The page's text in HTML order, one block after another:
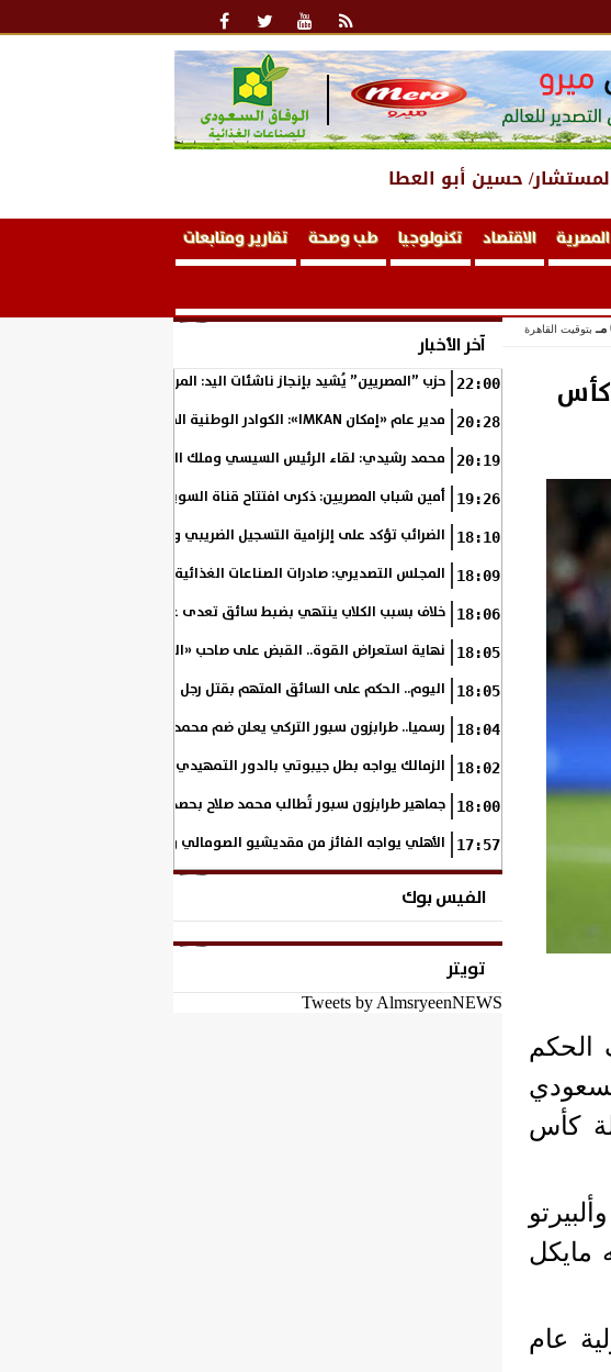
حسين أبو العطا
الاقتصاد تكنولوجيا طب وصحة تقارير ومتابعات
بتوقيت القاهرة
كأس
الحكم
كأس
مايكل
عام
آخر الأخبار
22:00 حزب ”المصريين” يُشيد بإنجاز ناشئات اليد: المربع الذهبي خطوة نحو
20:28 مدير عام «إمكان IMKAN»: الكوادر الوطنية المؤهلة هي الثروة الحقيقية لمستقبل التنمية في مصر
20:19 محمد رشيدي: لقاء الرئيس السيسي وملك البحرين يؤكد قيادة مصر لتعزيز
19:26 أمين شباب المصريين: ذكرى افتتاح قناة السويس الجديدة تجسد رؤية
18:10 الضرائب تؤكد على إلزامية التسجيل الضريبي والفاتورة الإلكترونية لجميع
18:09 المجلس التصديري: صادرات الصناعات الغذائية إلى الاتحاد الأوروبي ترتفع 15.4% خلال النصف الأول من 2026
18:06 خلاف بسبب الكلاب ينتهي بضبط سائق تعدى على سيدة بالإسكندرية
18:05 نهاية استعراض القوة.. القبض على صاحب «السنجة» في المنوفية
18:05 اليوم.. الحكم على السائق المتهم بقتل رجل وحفيدته وإصابة 11 آخرين
18:04 رسميا.. طرابزون سبور التركي يعلن ضم محمد صلاح حتى عام 2028
18:02 الزمالك يواجه بطل جيبوتي بالدور التمهيدي من بطولة إفريقيا
18:00 جماهير طرابزون سبور تُطالب محمد صلاح بحصد لقب الدوري التركي
17:57 الأهلي يواجه الفائز من مقديشيو الصومالي وكيتارا الأوغندي
الفيس بوك
تويتر
Tweets by AlmsryeenNEWS